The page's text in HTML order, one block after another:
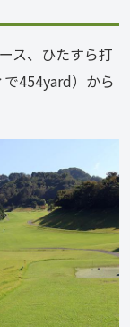
ス、ひたすら打
454yard）から